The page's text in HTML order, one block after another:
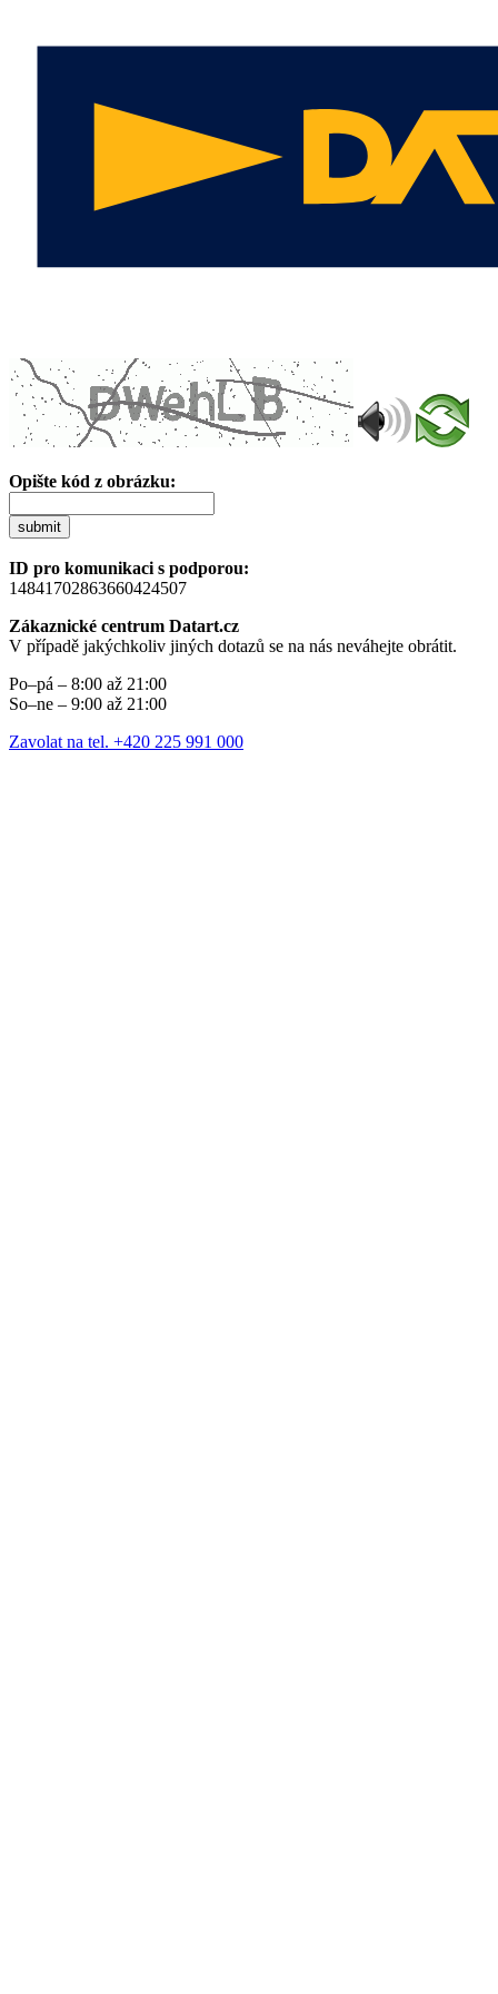
Opište kód z obrázku:
submit
ID pro komunikaci s podporou:
14841702863660424507
Zákaznické centrum Datart.cz
V případě jakýchkoliv jiných dotazů se na nás neváhejte obrátit.
Po–pá – 8:00 až 21:00
So–ne – 9:00 až 21:00
Zavolat na tel. +420 225 991 000